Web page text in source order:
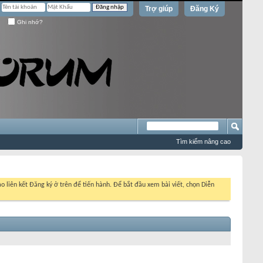
Đăng Ký
Trợ giúp
Ghi nhớ?
Tìm kiếm nâng cao
liên kết Đăng ký ở trên để tiến hành. Để bắt đầu xem bài viết, chọn Diễn